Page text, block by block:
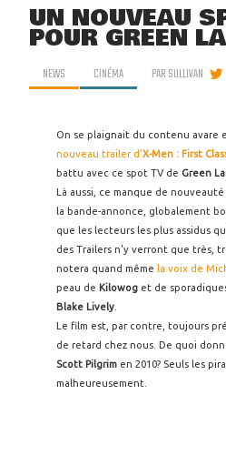
UN NOUVEAU
POUR GREEN
NEWS CINÉMA PARSULLIVAN
On se plaignait du contenu avare
nouveau trailer d'X-Men : First
battu avec ce spot TV de Green
Là aussi, ce manque de
la bande-annonce, globalement
que les lecteurs les plus assidus
des Trailers n'y verront que très,
notera quand même la voix de
peau de Kilowog et de
Blake Lively
Le film est, par contre, toujours
de retard chez nous. De quoi
Scott Pilgrim en 2010? Seuls les
malheureusement.